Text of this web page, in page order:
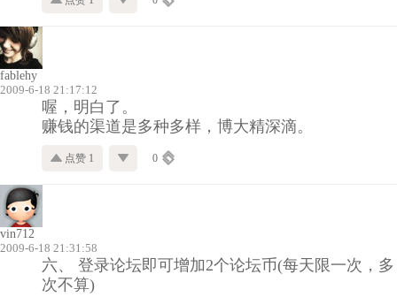
fablehy
2009-6-18 21:17:12
喔，明白了。
赚钱的渠道是多种多样，博大精深滴。
点赞 1 0
vin712
2009-6-18 21:31:58
六、 登录论坛即可增加2个论坛币(每天限一次，多
次不算)